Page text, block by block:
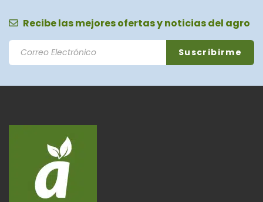
Recibe las mejores ofertas y noticias del agro